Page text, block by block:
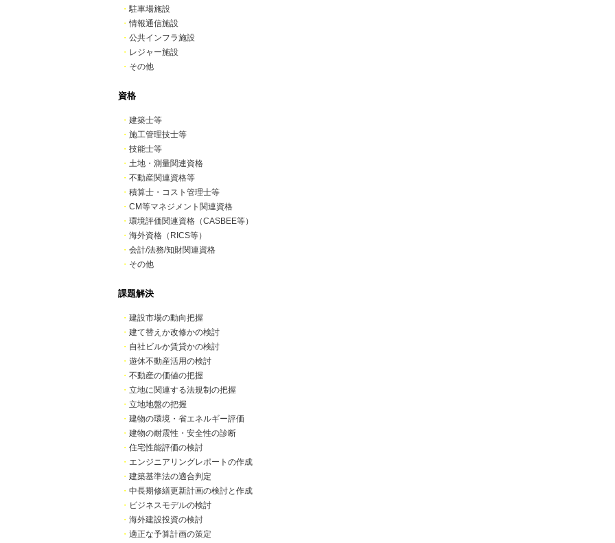
・駐車場施設
・情報通信施設
・ 公共インフラ施設
・ レジャー施設
・ その他
資格
・ 建築士等
・ 施工管理技士等
・ 技能士等
・ 土地・測量関連資格
・ 不動産関連資格等
・ 積算士・コスト管理士等
・ CM等マネジメント関連資格
・ 環境評価関連資格（CASBEE等）
・ 海外資格（RICS等）
・ 会計/法務/知財関連資格
・ その他
課題解決
・ 建設市場の動向把握
・ 建て替えか改修かの検討
・ 自社ビルか賃貸かの検討
・ 遊休不動産活用の検討
・ 不動産の価値の把握
・ 立地に関連する法規制の把握
・ 立地地盤の把握
・ 建物の環境・省エネルギー評価
・ 建物の耐震性・安全性の診断
・ 住宅性能評価の検討
・ エンジニアリングレポートの作成
・ 建築基準法の適合判定
・ 中長期修繕更新計画の検討と作成
・ ビジネスモデルの検討
・ 海外建設投資の検討
・ 適正な予算計画の策定